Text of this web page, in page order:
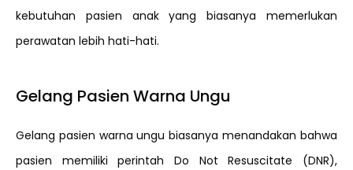
kebutuhan pasien anak yang biasanya memerlukan
perawatan lebih hati-hati.
Gelang Pasien Warna Ungu
Gelang pasien warna ungu biasanya menandakan bahwa
pasien memiliki perintah Do Not Resuscitate (DNR),